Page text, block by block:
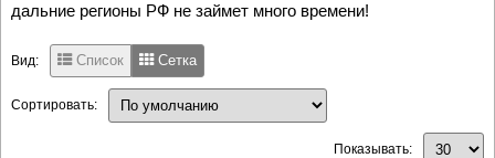
дальние регионы РФ не займет много времени!
Вид: Список Сетка
Сортировать:
Показывать: